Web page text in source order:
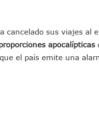
Urgencias Del
En California Con
Hipótesis Por La Muerte De
El Sistema De
Del Agua De Calidad En
cancelado sus viajes al
apocalípticas
el país emite una